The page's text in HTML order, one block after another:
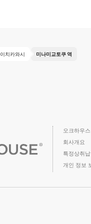
이치카와시 미나미교토쿠 역
오크하우
회사개요
특정상취
개인 정보